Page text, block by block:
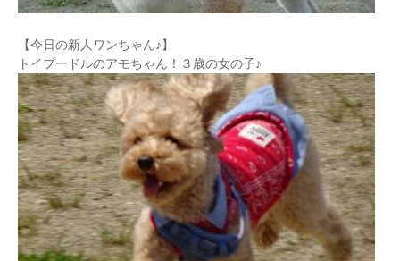
【今日の新人ワンちゃん♪】
トイプードルのアモちゃん！３歳の女の子♪